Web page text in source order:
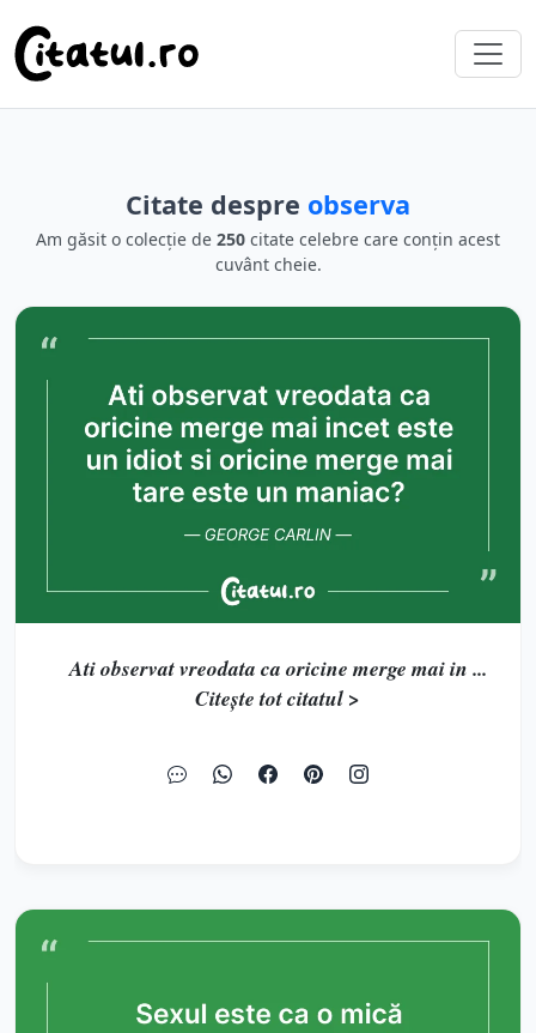
Citate despre observa
Am găsit o colecție de 250 citate celebre care conțin acest
cuvânt cheie.
Ati observat vreodata ca oricine merge mai in ...
Citește tot citatul >